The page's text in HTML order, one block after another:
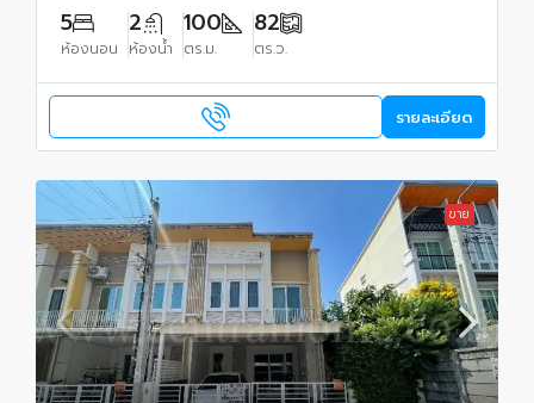
5
ห้องนอน
2
ห้องน้ำ
100
ตร.ม.
82
ตร.ว.
รายละเอียด
ขาย